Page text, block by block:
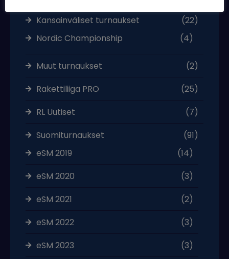
Kansainväliset turnaukset
(22)
Nordic Championship
(4)
Muut turnaukset
(2)
Rakettiliiga PRO
(25)
RL Uutiset
(7)
Suomiturnaukset
(91)
eSM 2019
(14)
eSM 2020
(3)
eSM 2021
(2)
eSM 2022
(3)
eSM 2023
(3)